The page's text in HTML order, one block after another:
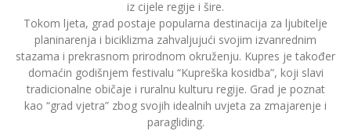
iz cijele regije i šire.
Tokom ljeta, grad postaje popularna destinacija za ljubitelje
planinarenja i biciklizma zahvaljujući svojim izvanrednim
stazama i prekrasnom prirodnom okruženju. Kupres je također
domaćin godišnjem festivalu “Kupreška kosidba”, koji slavi
tradicionalne običaje i ruralnu kulturu regije. Grad je poznat
kao “grad vjetra” zbog svojih idealnih uvjeta za zmajarenje i
paragliding.